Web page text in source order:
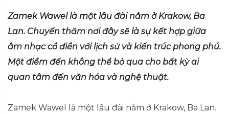
Zamek Wawel là một lâu đài nằm ở Krakow, Ba
Lan. Chuyến thăm nơi đây sẽ là sự kết hợp giữa
âm nhạc cổ điển với lịch sử và kiến trúc phong phú.
Một điểm đến không thể bỏ qua cho bất kỳ ai
quan tâm đến văn hóa và nghệ thuật.
Zamek Wawel là một lâu đài nằm ở Krakow, Ba Lan.